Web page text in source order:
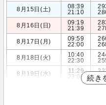
8月15日(土)
08:39
21:10
8月16日(日)
09:19
21:39
8月17日(月)
09:59
22:00
8月18日(火)
10:40
22:30
8月19日(水)
11:29
23:00 続き